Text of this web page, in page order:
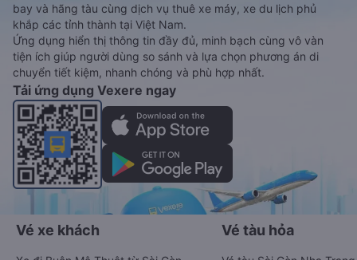
bay và hãng tàu cùng dịch vụ thuê xe máy, xe du lịch phủ
khắp các tỉnh thành tại Việt Nam.
Ứng dụng hiển thị thông tin đầy đủ, minh bạch cùng vô vàn
tiện ích giúp người dùng so sánh và lựa chọn phương án di
chuyển tiết kiệm, nhanh chóng và phù hợp nhất.
Tải ứng dụng Vexere ngay
Vé xe khách Vé tàu hỏa